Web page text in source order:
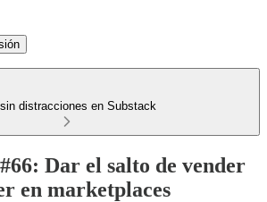
distracciones en Substack
Dar el salto de vender
en marketplaces